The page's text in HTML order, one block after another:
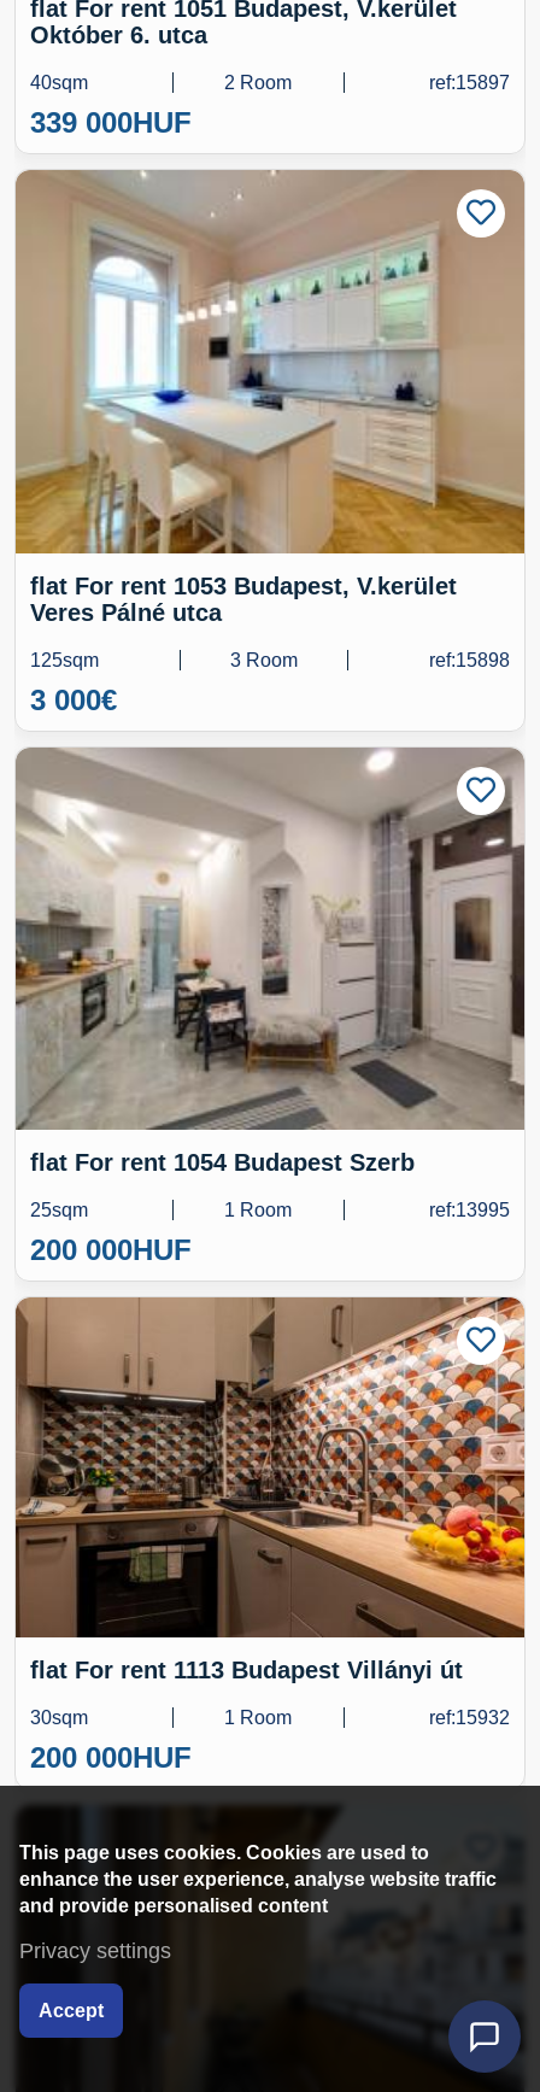
flat For rent 1051 Budapest, V.kerület
Október 6. utca
40sqm 2 Room ref:15897
339 000HUF
flat For rent 1053 Budapest, V.kerület
Veres Pálné utca
125sqm 3 Room ref:15898
3 000€
flat For rent 1054 Budapest Szerb
25sqm 1 Room ref:13995
200 000HUF
flat For rent 1113 Budapest Villányi út
30sqm 1 Room ref:15932
200 000HUF
This page uses cookies. Cookies are used to
enhance the user experience, analyse website traffic
and provide personalised content
Privacy settings
Accept